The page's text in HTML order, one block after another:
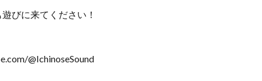
びに来てください！
@IchinoseSound